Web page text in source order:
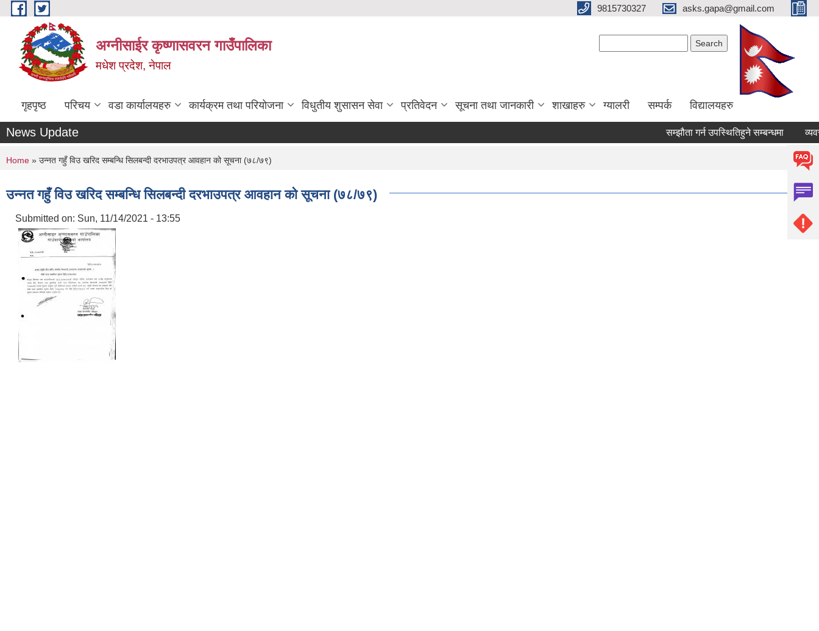
Skip to main content 9815730327 asks.gapa@gmail.com
अग्नीसाईर कृष्णासवरन गाउँपालिका
मधेश प्रदेश, नेपाल
गृहपृष्ठ परिचय वडा कार्यालयहरु कार्यक्रम तथा परियोजना विधुतीय शुसासन सेवा प्रतिवेदन सूचना तथा जानकारी शाखाहरु ग्यालरी सम्पर्क विद्यालयहरु
News Update सम्झौता गर्न उपस्थितिहुने सम्बन्धमा
You are here
Home » उन्नत गहुँ विउ खरिद सम्बन्धि सिलबन्दी दरभाउपत्र आवहान को सूचना (७८/७९)
उन्नत गहुँ विउ खरिद सम्बन्धि सिलबन्दी दरभाउपत्र आवहान को सूचना (७८/७९)
Submitted on: Sun, 11/14/2021 - 13:55